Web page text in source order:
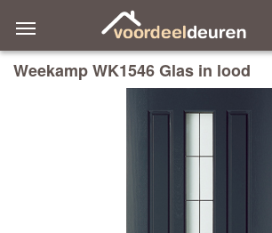
Weekamp WK1546 Glas in lood